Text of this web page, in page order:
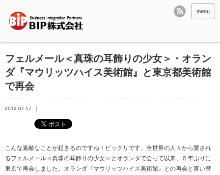
menu
フェルメール＜真珠の耳飾りの少女＞・オラン
ダ『マウリッツハイス美術館』と東京都美術館
で再会
2012.07.17
こんな素敵なことが起きるのですね！ビックリです。全世界の人々から愛され
るフェルメール＜真珠の耳飾りの少女＞とオランダで会って以来、５年ぶりに
東京で再会しました。オランダ『マウリッツハイス美術館』との再会と言い替